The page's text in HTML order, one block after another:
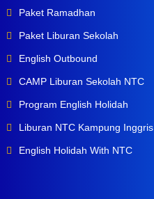
Paket Ramadhan
Paket Liburan Sekolah
English Outbound
CAMP Liburan Sekolah NTC
Program English Holidah
Liburan NTC Kampung Inggris
English Holidah With NTC